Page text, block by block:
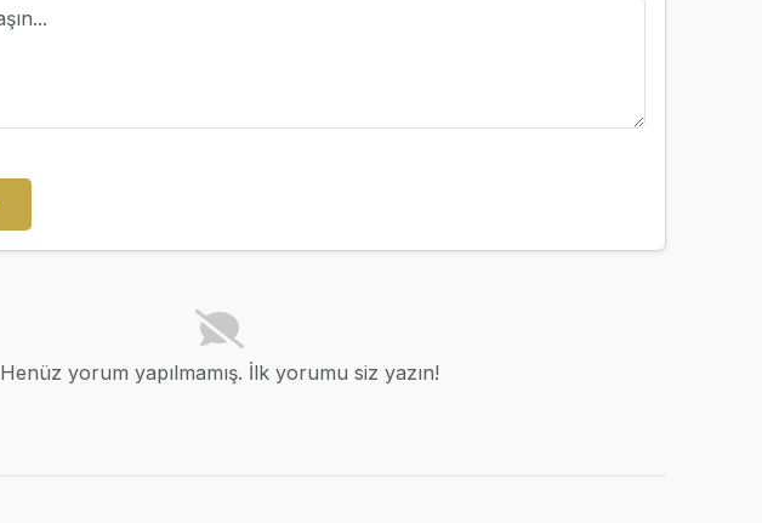
Henüz yorum yapılmamış. İlk yorumu siz yazın!